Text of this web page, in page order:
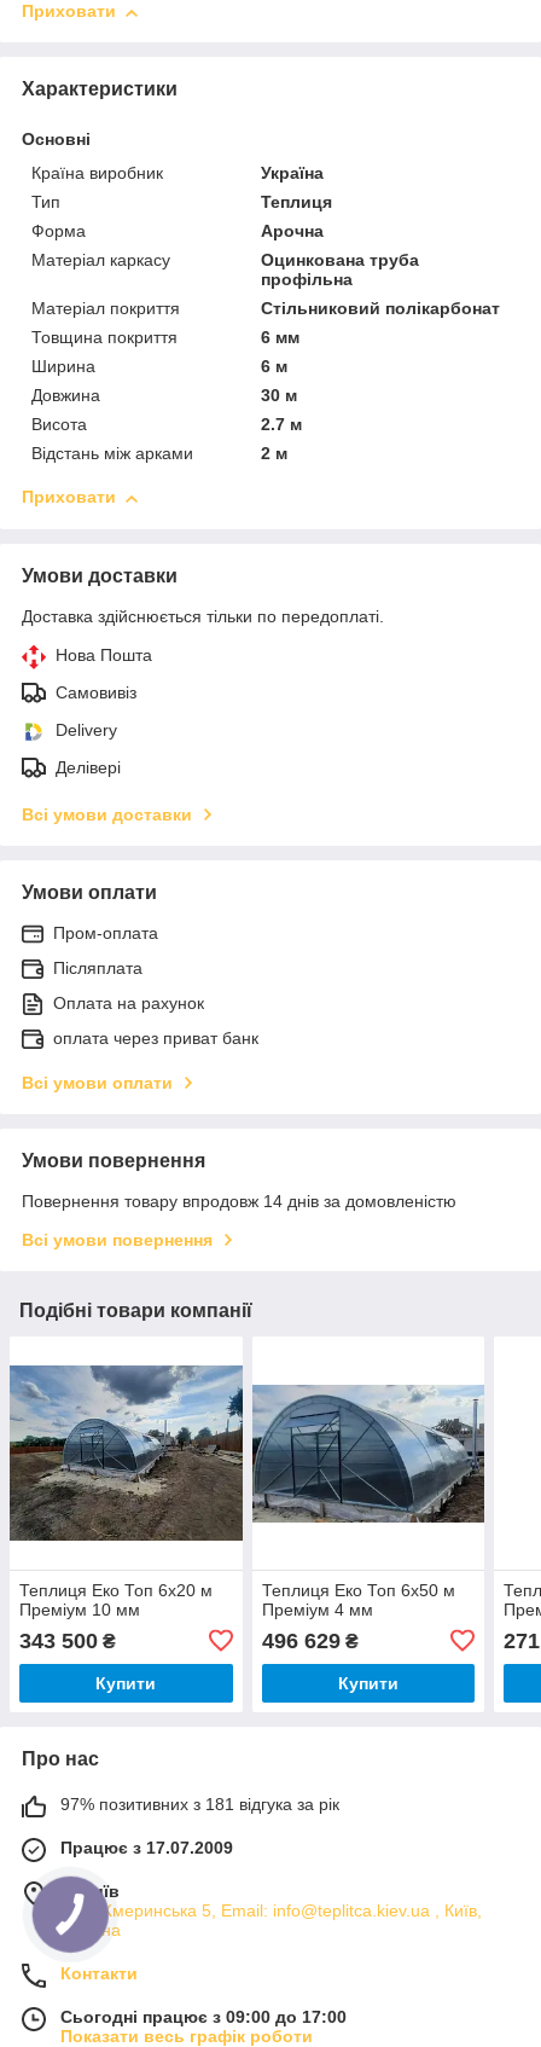
Приховати
Характеристики
Основні
Країна виробник
Україна
Тип
Теплиця
Форма
Арочна
Матеріал каркасу
Оцинкована труба
профільна
Матеріал покриття
Стільниковий полікарбонат
Товщина покриття
6 мм
Ширина
6 м
Довжина
30 м
Висота
2.7 м
Відстань між арками
2 м
Приховати
Умови доставки
Доставка здійснюється тільки по передоплаті.
Нова Пошта
Самовивіз
Delivery
Делівері
Всі умови доставки
Умови оплати
Пром-оплата
Післяплата
Оплата на рахунок
оплата через приват банк
Всі умови оплати
Умови повернення
Повернення товару впродовж 14 днів за домовленістю
Всі умови повернення
Подібні товари компанії
Теплиця Еко Топ 6х20 м
Преміум 10 мм
343 500 ₴
Купити
Теплиця Еко Топ 6х50 м
Преміум 4 мм
496 629₴
Купити
Про нас
97% позитивних з 181 відгука за рік
Працює з 17.07.2009
м. Київ
вул. Жмеринська 5, Email: info@teplitca.kiev.ua , Київ,
Україна
Контакти
Сьогодні працює з 09:00 до 17:00
Показати весь графік роботи